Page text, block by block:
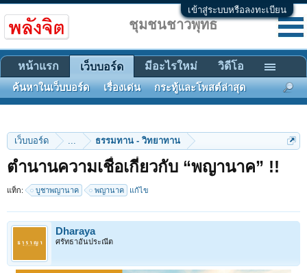
เข้าสู่ระบบหรือลงทะเบียน
เว็บบอร์ด ... ธรรมทาน - วิทยาทาน
ตำนานความเชื่อเกี่ยวกับ “พญานาค” !!
แท็ก: บูชาพญานาค พญานาค แก้ไข
Dharaya
ศรัทธาอันประณีต
ชุมชนชาวพุทธ
หน้าแรก เว็บบอร์ด
ค้นหาในเว็บบอร์ด เรื่องเด่น กระทู้และโพสต์ล่าสุด
มีอะไรใหม่ วิดีโอ